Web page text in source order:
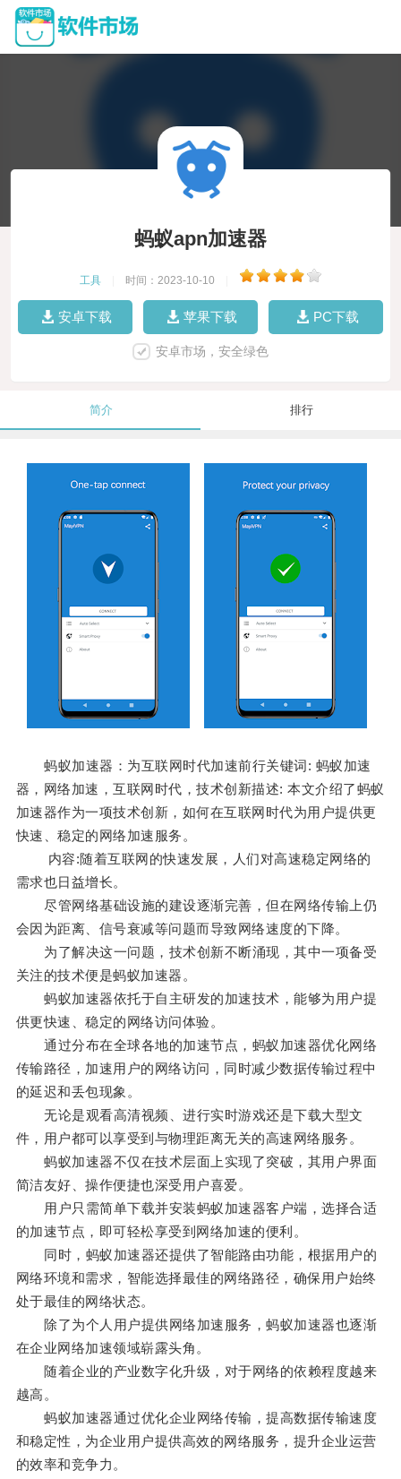
蚂蚁apn加速器
工具 时间：2023-10-10
安卓下载 苹果下载 PC下载
安卓市场，安全绿色
简介 排行
蚂蚁加速器：为互联网时代加速前行关键词: 蚂蚁加速
器，网络加速，互联网时代，技术创新描述: 本文介绍了蚂蚁
加速器作为一项技术创新，如何在互联网时代为用户提供更
快速、稳定的网络加速服务。
内容:随着互联网的快速发展，人们对高速稳定网络的
需求也日益增长。
尽管网络基础设施的建设逐渐完善，但在网络传输上仍
会因为距离、信号衰减等问题而导致网络速度的下降。
为了解决这一问题，技术创新不断涌现，其中一项备受
关注的技术便是蚂蚁加速器。
蚂蚁加速器依托于自主研发的加速技术，能够为用户提
供更快速、稳定的网络访问体验。
通过分布在全球各地的加速节点，蚂蚁加速器优化网络
传输路径，加速用户的网络访问，同时减少数据传输过程中
的延迟和丢包现象。
无论是观看高清视频、进行实时游戏还是下载大型文
件，用户都可以享受到与物理距离无关的高速网络服务。
蚂蚁加速器不仅在技术层面上实现了突破，其用户界面
简洁友好、操作便捷也深受用户喜爱。
用户只需简单下载并安装蚂蚁加速器客户端，选择合适
的加速节点，即可轻松享受到网络加速的便利。
同时，蚂蚁加速器还提供了智能路由功能，根据用户的
网络环境和需求，智能选择最佳的网络路径，确保用户始终
处于最佳的网络状态。
除了为个人用户提供网络加速服务，蚂蚁加速器也逐渐
在企业网络加速领域崭露头角。
随着企业的产业数字化升级，对于网络的依赖程度越来
越高。
蚂蚁加速器通过优化企业网络传输，提高数据传输速度
和稳定性，为企业用户提供高效的网络服务，提升企业运营
的效率和竞争力。